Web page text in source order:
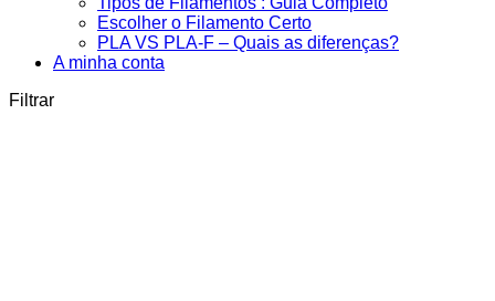
Escolher o Filamento Certo
PLA VS PLA-F – Quais as diferenças?
A minha conta
Filtrar